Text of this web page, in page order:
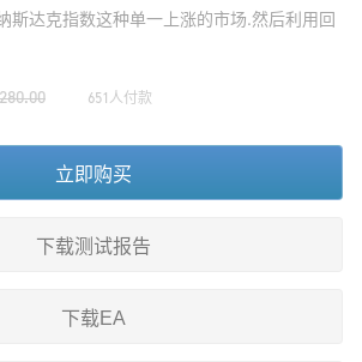
斯达克指数这种单一上涨的市场.然后利用回
651人付款
立即购买
下载测试报告
下载EA